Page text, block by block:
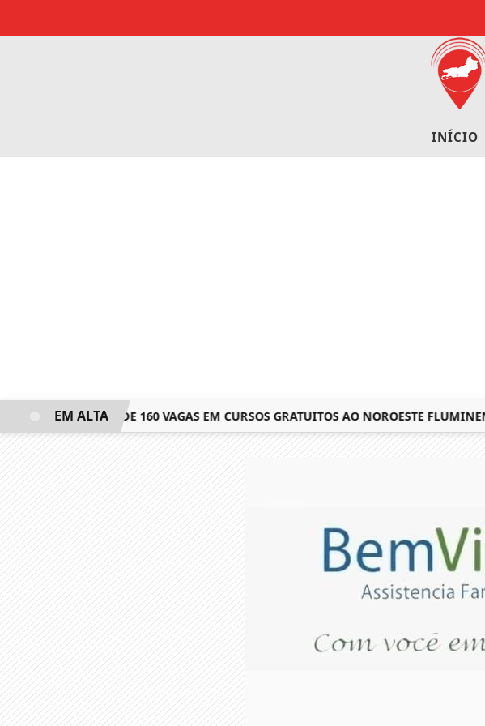
INÍCIO
RJ LEVA MAIS DE 160 VAGAS EM CURSOS GRATUITOS AO NOROESTE FLUMINENSE
EM ALTA